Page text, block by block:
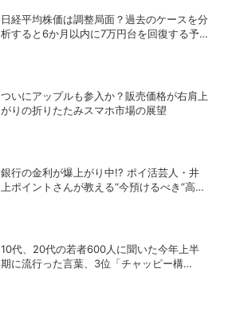
日経平均株価は調整局面？過去のケースを分
析すると6か月以内に7万円台を回復する予
ついにアップルも参入か？販売価格が右肩上
がりの折りたたみスマホ市場の展望
銀行の金利が爆上がり中!? ポイ活芸人・井
上ポイントさんが教える“今預けるべき”高金
10代、20代の若者600人に聞いた今年上半
期に流行った言葉、3位「チャッピー構